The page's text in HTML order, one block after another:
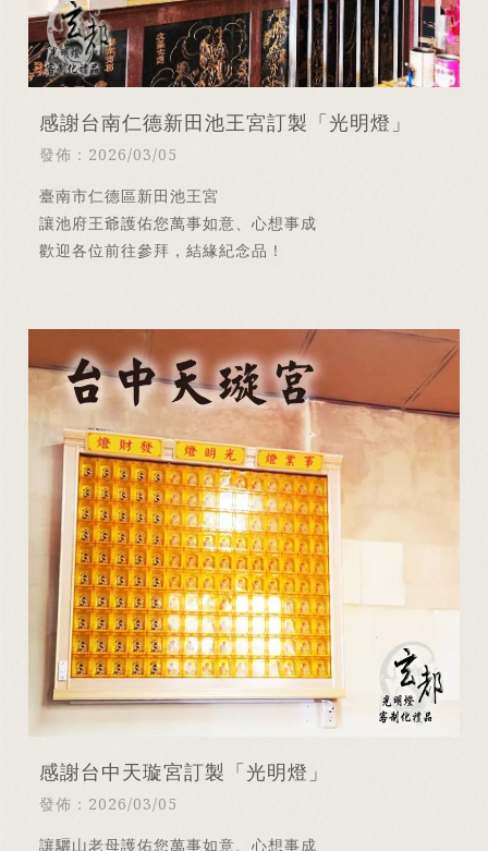
感謝台南仁德新田池王宮訂製「光明燈」
發佈：2026/03/05
臺南市仁德區新田池王宮
讓池府王爺護佑您萬事如意、心想事成
歡迎各位前往參拜，結緣紀念品！
感謝台中天璇宮訂製「光明燈」
發佈：2026/03/05
讓驪山老母護佑您萬事如意、心想事成